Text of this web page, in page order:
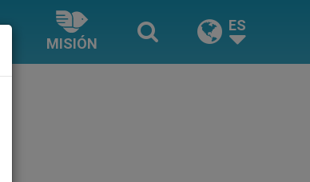
MISIÓN
ES